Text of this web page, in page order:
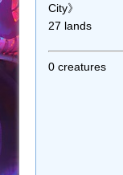
City》
27 lands
0 creatures